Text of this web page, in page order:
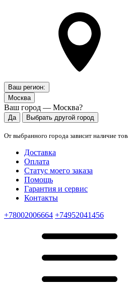
Ваш регион:
Москва
Ваш город — Москва?
Да Выбрать другой город
От выбранного города зависит наличие
Доставка
Оплата
Статус моего заказа
Помощь
Гарантия и сервис
Контакты
+78002006664 +74952041456